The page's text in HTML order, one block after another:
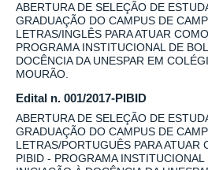
ABERTURA DE SELEÇÃO DE
GRADUAÇÃO DO CAMPUS DE
LETRAS/INGLÊS PARA ATUAR
PROGRAMA INSTITUCIONAL DE
DOCÊNCIA DA UNESPAR EM
MOURÃO.
Edital n. 001/2017-PIBID
ABERTURA DE SELEÇÃO DE
GRADUAÇÃO DO CAMPUS DE
LETRAS/PORTUGUÊS PARA ATUAR
PIBID - PROGRAMA INSTITUCIONAL